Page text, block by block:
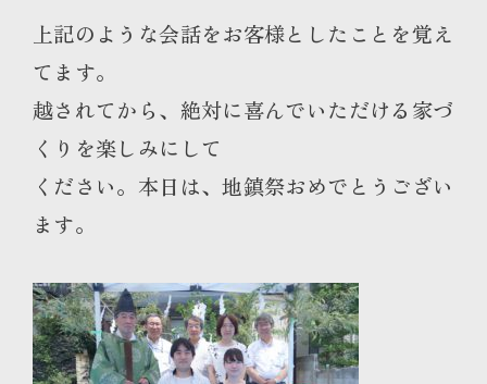
上記のような会話をお客様としたことを覚え
てます。
越されてから、絶対に喜んでいただける家づ
くりを楽しみにして
ください。本日は、地鎮祭おめでとうござい
ます。